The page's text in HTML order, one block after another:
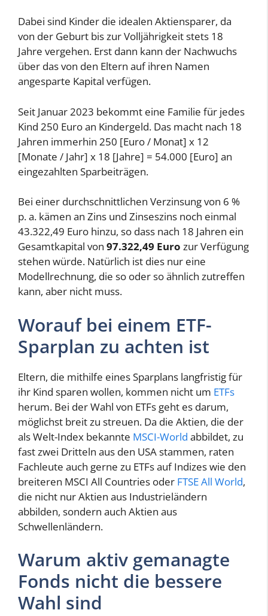
Dabei sind Kinder die idealen Aktiensparer, da
von der Geburt bis zur Volljährigkeit stets 18
Jahre vergehen. Erst dann kann der Nachwuchs
über das von den Eltern auf ihren Namen
angesparte Kapital verfügen.
Seit Januar 2023 bekommt eine Familie für jedes
Kind 250 Euro an Kindergeld. Das macht nach 18
Jahren immerhin 250 [Euro / Monat] x 12
[Monate / Jahr] x 18 [Jahre] = 54.000 [Euro] an
eingezahlten Sparbeiträgen.
Bei einer durchschnittlichen Verzinsung von 6 %
p. a. kämen an Zins und Zinseszins noch einmal
43.322,49 Euro hinzu, so dass nach 18 Jahren ein
Gesamtkapital von 97.322,49 Euro zur Verfügung
stehen würde. Natürlich ist dies nur eine
Modellrechnung, die so oder so ähnlich zutreffen
kann, aber nicht muss.
Worauf bei einem ETF-
Sparplan zu achten ist
Eltern, die mithilfe eines Sparplans langfristig für
ihr Kind sparen wollen, kommen nicht um ETFs
herum. Bei der Wahl von ETFs geht es darum,
möglichst breit zu streuen. Da die Aktien, die der
als Welt-Index bekannte MSCI-World abbildet, zu
fast zwei Dritteln aus den USA stammen, raten
Fachleute auch gerne zu ETFs auf Indizes wie den
breiteren MSCI All Countries oder FTSE All World,
die nicht nur Aktien aus Industrieländern
abbilden, sondern auch Aktien aus
Schwellenländern.
Warum aktiv gemanagte
Fonds nicht die bessere
Wahl sind